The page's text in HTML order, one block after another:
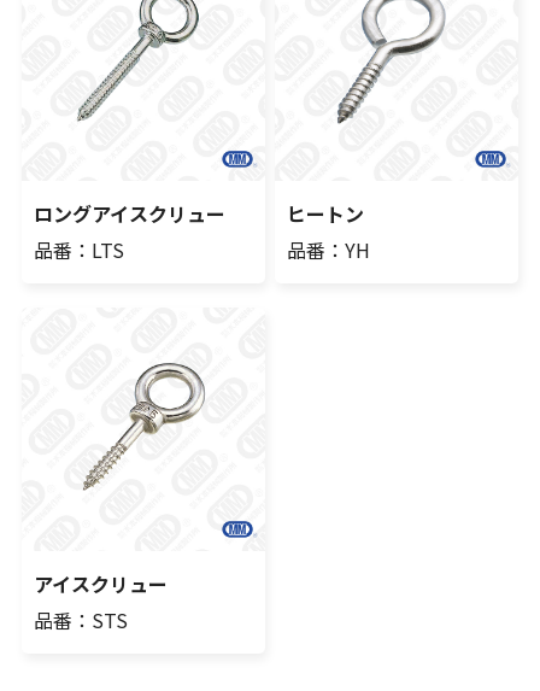
ロングアイスクリュー
品番：LTS
ヒートン
品番：YH
アイスクリュー
品番：STS